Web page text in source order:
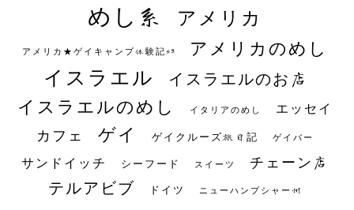
めし系 アメリカ
アメリカ★ゲイキャンプ体験記S3 アメリカのめし
イスラエル イスラエルのお店
イスラエルのめし イタリアのめし エッセイ
カフェ ゲイ ゲイクルーズ旅日記 ゲイバー
サンドイッチ シーフード スイーツ チェーン店
テルアビブ ドイツ ニューハンプシャー州